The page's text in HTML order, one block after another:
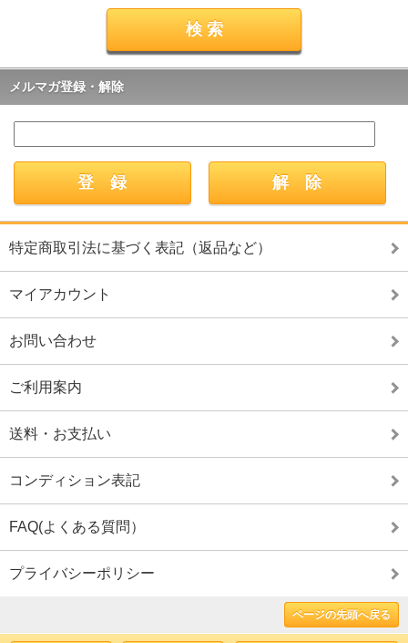
メルマガ登録・解除
特定商取引法に基づく表記（返品など）
マイアカウント
お問い合わせ
ご利用案内
送料・お支払い
コンディション表記
FAQ(よくある質問）
プライバシーポリシー
ページの先頭へ戻る